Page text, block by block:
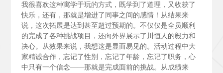
我很喜欢这种寓学于玩的方式，既学到了道理，又收获了
快乐，还有，那就是增进了同事之间的感情！从结果来
说，这次拓展是达到甚至超过预期的。不仅仅是全员顺利
的完成了各种挑战项目，还向外界展示了川恒人的毅力和
决心。从效果来说，我想这是显而易见的。活动过程中大
家精诚合作，忘记了性别，忘记了年龄，忘记了职务，心
中只有一个信念——那就是完成面前的挑战。从成绩来